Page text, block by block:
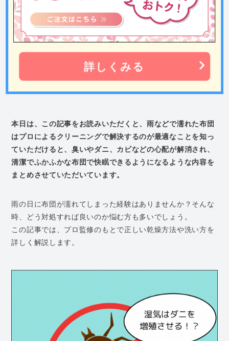
詳しくみる
本日は、この記事をお読みいただくと、雨などで濡れた布団
はプロによるクリーニングで解決するのが最適なことを知っ
ていただけると、臭いやダニ、カビなどの心配が解消され、
清潔でふかふかな布団で快眠できるようになるような内容を
まとめさせていただいています。
雨の日に布団が濡れてしまった経験はありませんか？そんな
時、どう対処すれば良いのか悩む方も多いでしょう。
この記事では、プロ監修のもとで正しい乾燥方法や洗い方を
詳しく解説します。